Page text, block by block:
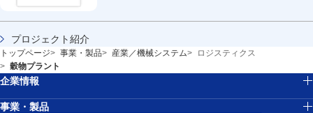
プロジェクト紹介
トップページ 事業・製品 産業／機械システム
ロジスティクス
穀物プラント
企業情報
事業・製品